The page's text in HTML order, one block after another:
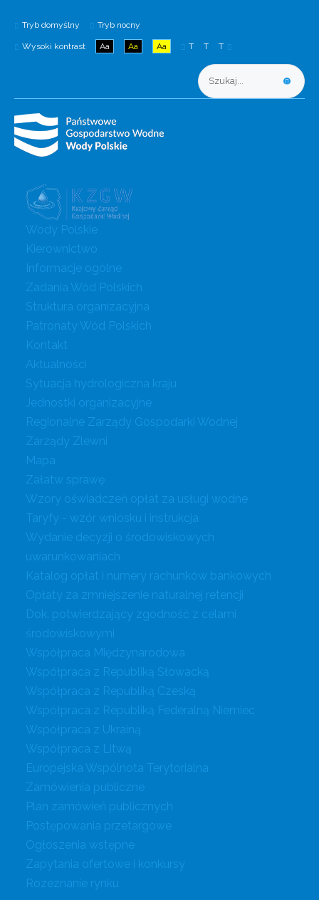
Tryb domyślny Tryb nocny
Wysoki kontrast Aa Aa Aa T T T
Wody Polskie
Kierownictwo
Informacje ogólne
Zadania Wód Polskich
Struktura organizacyjna
Patronaty Wód Polskich
Kontakt
Aktualności
Sytuacja hydrologiczna kraju
Jednostki organizacyjne
Regionalne Zarządy Gospodarki Wodnej
Zarządy Zlewni
Mapa
Załatw sprawę
Wzory oświadczeń opłat za usługi wodne
Taryfy - wzór wniosku i instrukcja
Wydanie decyzji o środowiskowych
uwarunkowaniach
Katalog opłat i numery rachunków bankowych
Opłaty za zmniejszenie naturalnej retencji
Dok. potwierdzający zgodność z celami
środowiskowymi
Współpraca Międzynarodowa
Współpraca z Republiką Słowacką
Współpraca z Republiką Czeską
Współpraca z Republiką Federalną Niemiec
Współpraca z Ukrainą
Współpraca z Litwą
Europejska Wspólnota Terytorialna
Zamówienia publiczne
Plan zamówień publicznych
Postępowania przetargowe
Ogłoszenia wstępne
Zapytania ofertowe i konkursy
Rozeznanie rynku